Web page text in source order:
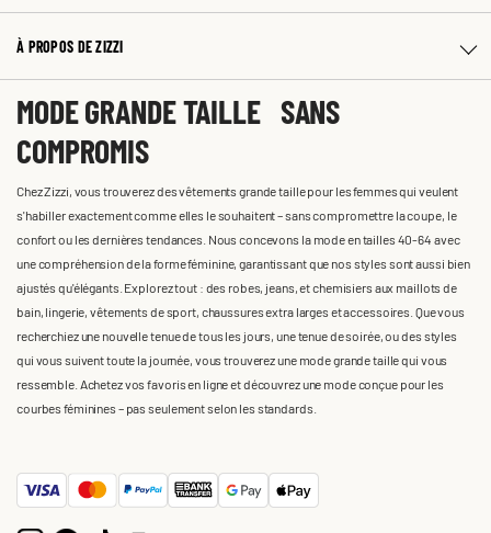
À PROPOS DE ZIZZI
MODE GRANDE TAILLE SANS
COMPROMIS
Chez Zizzi, vous trouverez des vêtements grande taille pour les femmes qui veulent
s'habiller exactement comme elles le souhaitent – sans compromettre la coupe, le
confort ou les dernières tendances. Nous concevons la mode en tailles 40-64 avec
une compréhension de la forme féminine, garantissant que nos styles sont aussi bien
ajustés qu'élégants. Explorez tout : des robes, jeans, et chemisiers aux maillots de
bain, lingerie, vêtements de sport, chaussures extra larges et accessoires. Que vous
recherchiez une nouvelle tenue de tous les jours, une tenue de soirée, ou des styles
qui vous suivent toute la journée, vous trouverez une mode grande taille qui vous
ressemble. Achetez vos favoris en ligne et découvrez une mode conçue pour les
courbes féminines – pas seulement selon les standards.